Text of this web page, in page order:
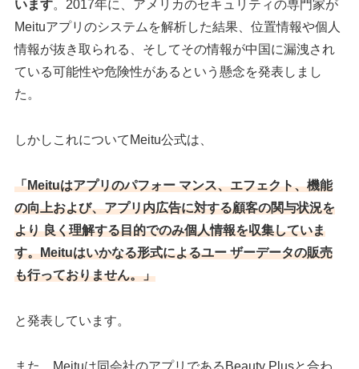
います。2017年に、アメリカのセキュリティの専門家が
Meituアプリのシステムを解析した結果、位置情報や個人
情報が抜き取られる、そしてその情報が中国に漏洩され
ている可能性や危険性があるという懸念を発表しまし
た。
しかしこれについてMeitu公式は、
「Meituはアプリのパフォー マンス、エフェクト、機能
の向上および、アプリ内広告に対する顧客の関与状況を
より 良く理解する目的でのみ個人情報を収集していま
す。Meituはいかなる形式によるユー ザーデータの販売
も行っておりません。」
と発表しています。
また、Meituは同会社のアプリであるBeauty Plusと合わ